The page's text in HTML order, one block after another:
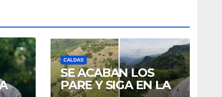
CALDAS
SE ACABAN LOS
PARE Y SIGA EN LA